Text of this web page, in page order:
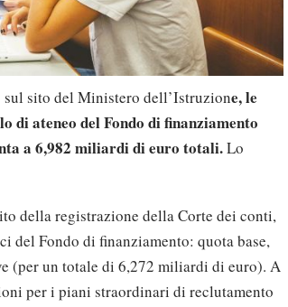
sito del Ministero dell’Istruzione, le
di ateneo del Fondo di finanziamento
a 6,982 miliardi di euro totali.Lo
della registrazione della Corte dei conti,
del Fondo di finanziamento: quota base,
(per un totale di 6,272 miliardi di euro). A
per i piani straordinari di reclutamento